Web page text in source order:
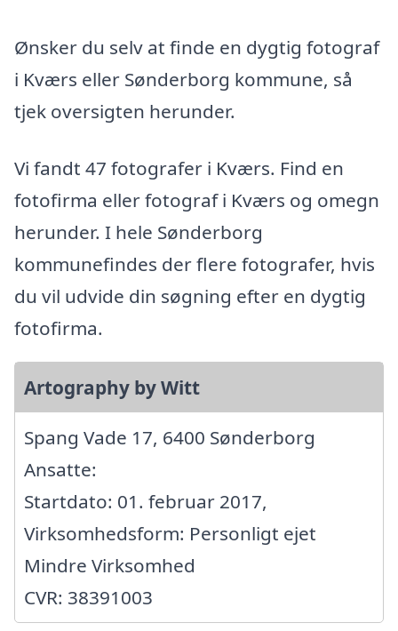
Ønsker du selv at finde en dygtig fotograf
i Kværs eller Sønderborg kommune, så
tjek oversigten herunder.
Vi fandt 47 fotografer i Kværs. Find en
fotofirma eller fotograf i Kværs og omegn
herunder. I hele Sønderborg
kommunefindes der flere fotografer, hvis
du vil udvide din søgning efter en dygtig
fotofirma.
Artography by Witt
Spang Vade 17, 6400 Sønderborg
Ansatte:
Startdato: 01. februar 2017,
Virksomhedsform: Personligt ejet
Mindre Virksomhed
CVR: 38391003